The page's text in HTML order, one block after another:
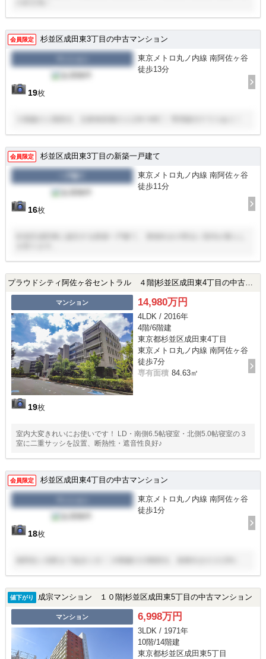
会員限定 杉並区成田東3丁目の中古マンション
19枚
東京メトロ丸ノ内線 南阿佐ヶ谷
徒歩13分
会員限定 杉並区成田東3丁目の新築一戸建て
16枚
東京メトロ丸ノ内線 南阿佐ヶ谷
徒歩11分
プラウドシティ阿佐ヶ谷セントラル ４階|杉並区成田東4丁目の中古マンション
マンション
19枚
14,980万円
4LDK / 2016年
4階/6階建
東京都杉並区成田東4丁目
東京メトロ丸ノ内線 南阿佐ヶ谷
徒歩7分
専有面積 84.63㎡
室内大変きれいにお使いです！ LD・南側6.5帖寝室・北側5.0帖寝室の３
室に二重サッシを設置、断熱性・遮音性良好♪
会員限定 杉並区成田東4丁目の中古マンション
18枚
東京メトロ丸ノ内線 南阿佐ヶ谷
徒歩1分
値下がり 成宗マンション １０階|杉並区成田東5丁目の中古マンション
マンション 6,998万円
3LDK / 1971年
10階/14階建
東京都杉並区成田東5丁目